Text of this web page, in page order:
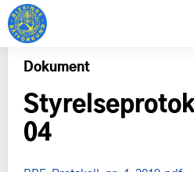
Dokument
04